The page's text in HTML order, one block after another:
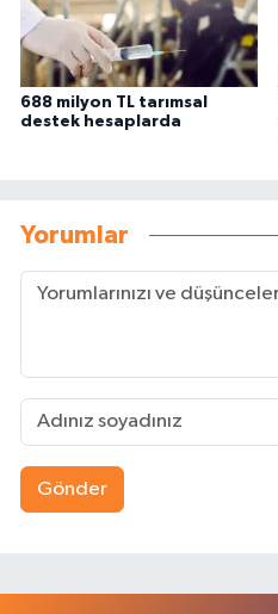
688 milyon TL tarımsal
destek hesaplarda
Yorumlar
Gönder